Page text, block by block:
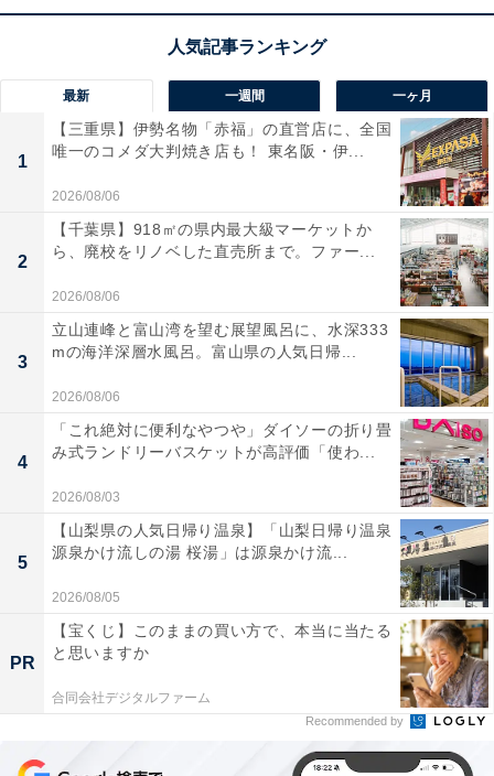
開いたヘッド部分にシートを挟む
シートはドライタイプでもウエットタイプでもOK。ヘッ
ド部分は奥行8.6cmほどで、一般的なお掃除シートのサ
イズの半分がちょうど合うサイズです。
一般的なお掃除シートを半分にカットするといい
最新 一週間 一ヶ月
1
【三重県】伊勢名物「赤福」の直営店に、全国
唯一のコメダ大判焼き店も！ 東名阪・伊...
2026/08/06
2
【千葉県】918㎡の県内最大級マーケットか
ら、廃校をリノベした直売所まで。ファー...
2026/08/06
3
立山連峰と富山湾を望む展望風呂に、水深333
mの海洋深層水風呂。富山県の人気日帰...
2026/08/06
4
「これ絶対に便利なやつや」ダイソーの折り畳
み式ランドリーバスケットが高評価「使わ...
2026/08/03
5
【山梨県の人気日帰り温泉】「山梨日帰り温泉
源泉かけ流しの湯 桜湯」は源泉かけ流...
2026/08/05
PR
【宝くじ】このままの買い方で、本当に当たる
と思いますか
合同会社デジタルファーム
Recommended by